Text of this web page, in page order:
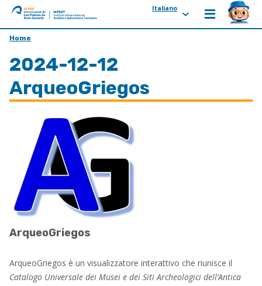
ULPGC
Ir
inicio
de
IATEXT
Italiano
Home
2024-12-12
ArqueoGriegos
ArqueoGriegos
ArqueoGriegos è un visualizzatore interattivo che riunisce il
Catalogo Universale dei Musei e dei Siti Archeologici dell’Antica